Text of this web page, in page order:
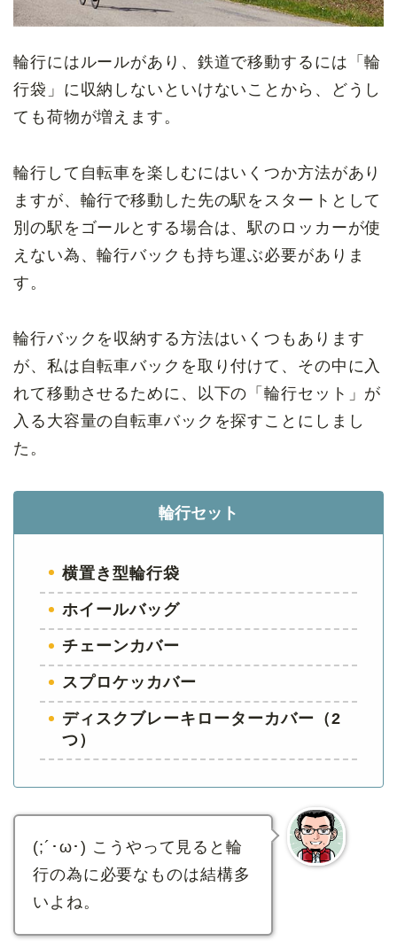
輪行にはルールがあり、鉄道で移動するには「輪
行袋」に収納しないといけないことから、どうし
ても荷物が増えます。
輪行して自転車を楽しむにはいくつか方法があり
ますが、輪行で移動した先の駅をスタートとして
別の駅をゴールとする場合は、駅のロッカーが使
えない為、輪行バックも持ち運ぶ必要がありま
す。
輪行バックを収納する方法はいくつもあります
が、私は自転車バックを取り付けて、その中に入
れて移動させるために、以下の「輪行セット」が
入る大容量の自転車バックを探すことにしまし
た。
輪行セット
横置き型輪行袋
ホイールバッグ
チェーンカバー
スプロケッカバー
ディスクブレーキローターカバー（2
つ）
(;´･ω･) こうやって見ると輪
行の為に必要なものは結構多
いよね。